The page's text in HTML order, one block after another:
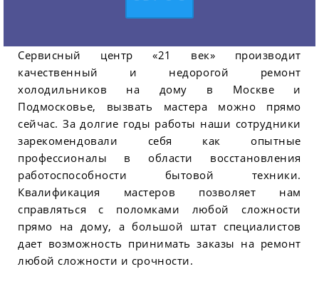
Сервисный центр «21 век» производит
качественный и недорогой ремонт
холодильников на дому в Москве и
Подмосковье, вызвать мастера можно прямо
сейчас. За долгие годы работы наши сотрудники
зарекомендовали себя как опытные
профессионалы в области восстановления
работоспособности бытовой техники.
Квалификация мастеров позволяет нам
справляться с поломками любой сложности
прямо на дому, а большой штат специалистов
дает возможность принимать заказы на ремонт
любой сложности и срочности.